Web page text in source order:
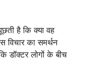
है कि क्या वह
का समर्थन
डॉक्टर लोगों के बीच